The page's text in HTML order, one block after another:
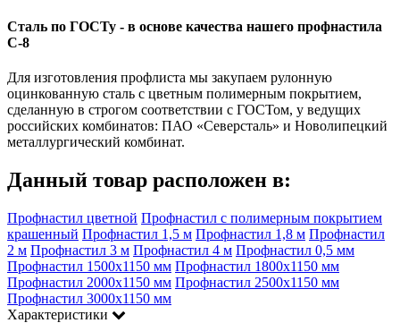
Сталь по ГОСТу - в основе качества нашего профнастила
C-8
Для изготовления профлиста мы закупаем рулонную
оцинкованную сталь с цветным полимерным покрытием,
сделанную в строгом соответствии с ГОСТом, у ведущих
российских комбинатов: ПАО «Северсталь» и Новолипецкий
металлургический комбинат.
Данный товар расположен в:
Профнастил цветной Профнастил с полимерным покрытием
крашенный Профнастил 1,5 м Профнастил 1,8 м Профнастил
2 м Профнастил 3 м Профнастил 4 м Профнастил 0,5 мм
Профнастил 1500х1150 мм Профнастил 1800х1150 мм
Профнастил 2000х1150 мм Профнастил 2500х1150 мм
Профнастил 3000х1150 мм
Характеристики